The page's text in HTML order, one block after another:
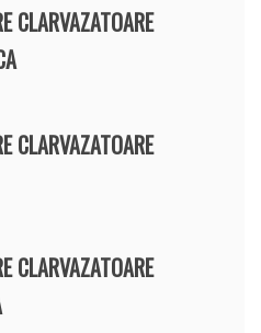
CLARVAZATOARE
CLARVAZATOARE
CLARVAZATOARE